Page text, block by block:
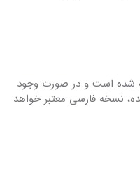
شده است و در صورت وجود
نسخه فارسی معتبر خواهد